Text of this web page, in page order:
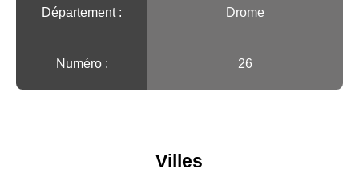
Département : Drome
Numéro : 26
Villes